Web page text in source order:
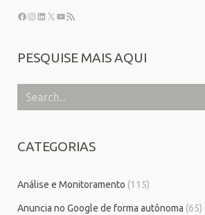
PESQUISE MAIS AQUI
CATEGORIAS
Análise e Monitoramento (115)
Anuncia no Google de forma autônoma (65)